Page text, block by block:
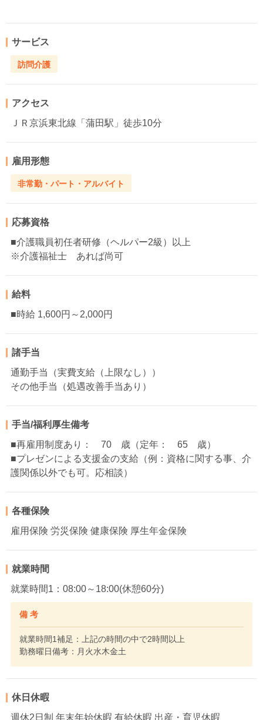
サービス
訪問介護
アクセス
ＪＲ京浜東北線「蒲田駅」徒歩10分
雇用形態
非常勤・パート・アルバイト
応募資格
■介護職員初任者研修（ヘルパー2級）以上
※介護福祉士 あれば尚可
給料
■時給 1,600円～2,000円
諸手当
通勤手当（実費支給（上限なし））
その他手当（処遇改善手当あり）
手当/福利厚生備考
■再雇用制度あり： 70 歳（定年： 65 歳）
■プレゼンによる支援金の支給（例：資格に関する事、介
護関係以外でも可。応相談）
各種保険
雇用保険 労災保険 健康保険 厚生年金保険
就業時間
就業時間1：08:00～18:00(休憩60分)
備 考
就業時間1補足：上記の時間の中で2時間以上
勤務曜日備考：月火水木金土
休日休暇
週休2日制 年末年始休暇 有給休暇 出産・育児休暇